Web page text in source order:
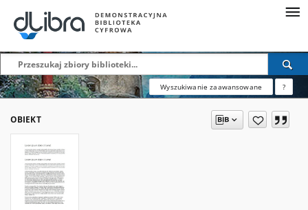
Wyszukiwanie zaawansowane ?
OBIEKT